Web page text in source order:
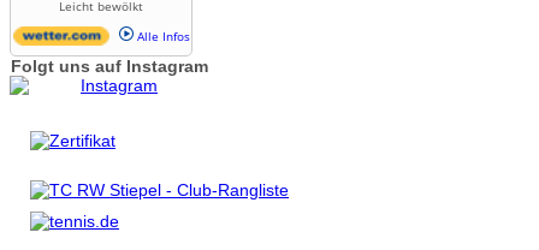
Leicht bewölkt
Alle Infos
Folgt uns auf Instagram